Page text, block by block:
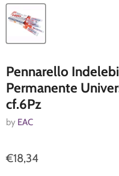
Pennarello
Permanente
cf.6Pz
by EAC
€18,34